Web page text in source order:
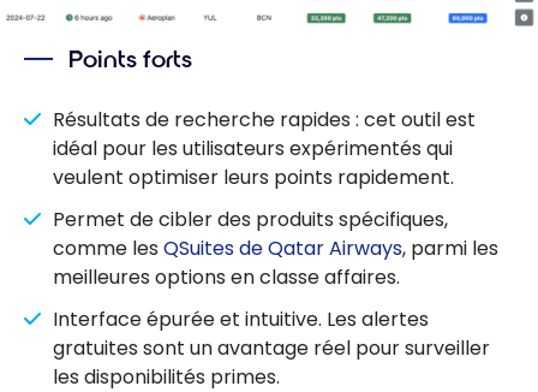
Points forts
Résultats de recherche rapides : cet outil est
idéal pour les utilisateurs expérimentés qui
veulent optimiser leurs points rapidement.
Permet de cibler des produits spécifiques,
comme les QSuites de Qatar Airways, parmi les
meilleures options en classe affaires.
Interface épurée et intuitive. Les alertes
gratuites sont un avantage réel pour surveiller
les disponibilités primes.